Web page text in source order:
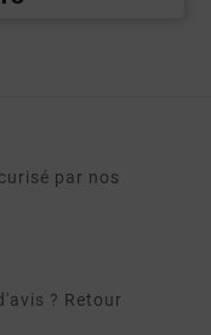
par nos
? Retour